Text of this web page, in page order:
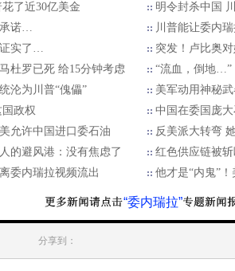
了近30亿美金
明令封杀中国
承诺…
川普能让委内
实了…
突发！卢比奥
杜罗已死 给15分钟考虑
“流血，倒地…”
沦为川普“傀儡”
美军动用神秘
政权
中国在委国庞
允许中国进口委石油
反美派大转弯
的避风港：没有焦虑了
红色供应链被
委内瑞拉视频流出
他才是“内鬼”
“委内瑞拉”
分享到：